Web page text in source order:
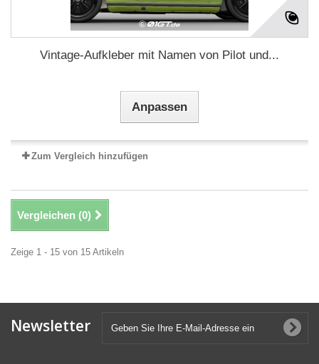
Vintage-Aufkleber mit Namen von Pilot und...
Anpassen
Zum Vergleich hinzufügen
Vergleichen (0)
Zeige 1 - 15 von 15 Artikeln
Newsletter